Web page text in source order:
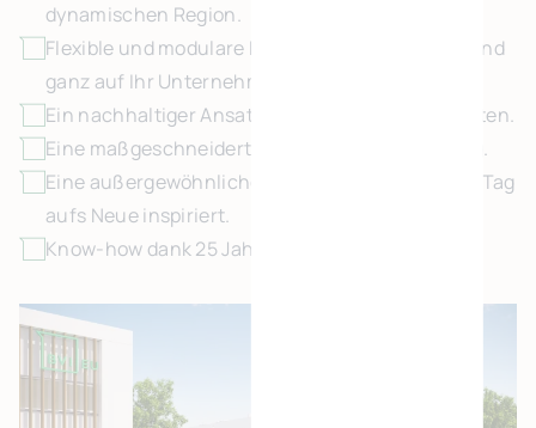
dynamischen Region.
Flexible und modulare Räumlichkeiten, die voll und
ganz auf Ihr Unternehmen zugeschnitten sind.
Ein nachhaltiger Ansatz für niedrige Energiekosten.
Eine maßgeschneiderte, persönliche Begleitung.
Eine außergewöhnliche Bauweise, die Sie jeden Tag
aufs Neue inspiriert.
Know-how dank 25 Jahren im Geschäft.